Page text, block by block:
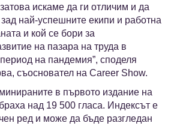
искаме да ги отличим и да
най-успешните екипи и работна
и кой се бори за
на пазара на труда в
на пандемия”, споделя
съосновател на Career Show.
в първото издание на
над 19 500 гласа. Индексът е
ред и може да бъде разгледан